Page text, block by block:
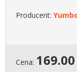
Producent:
Cena: 169.00